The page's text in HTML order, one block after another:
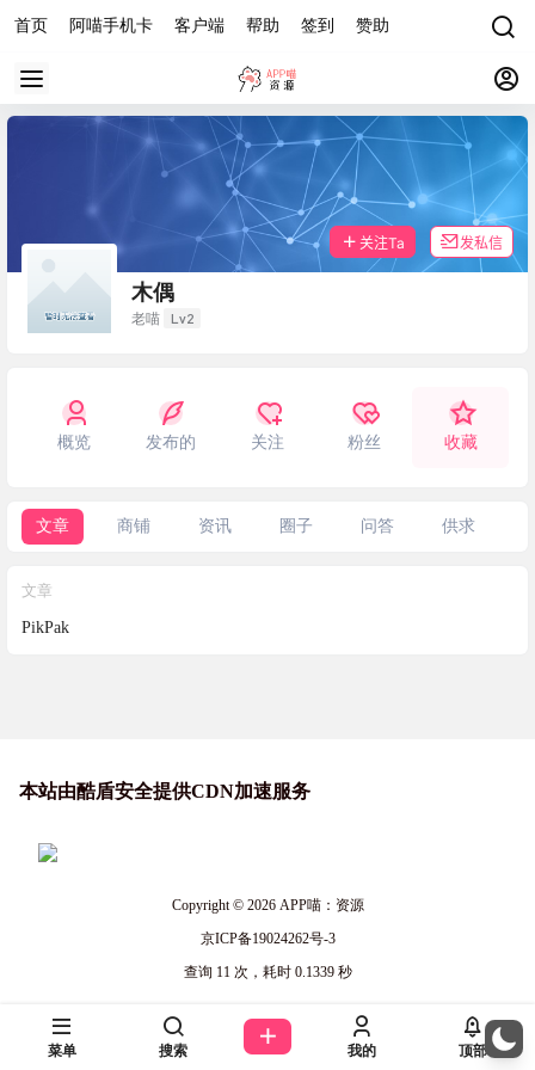
首页 阿喵手机卡 客户端 帮助 签到 赞助
木偶
老喵 Lv2
关注Ta 发私信
概览 发布的 关注 粉丝 收藏
文章 商铺 资讯 圈子 问答 供求
文章
PikPak
本站由酷盾安全提供CDN加速服务
Copyright © 2026APP喵：资源
京ICP备19024262号-3
查询 11 次，耗时 0.1339 秒
菜单 搜索 我的 顶部